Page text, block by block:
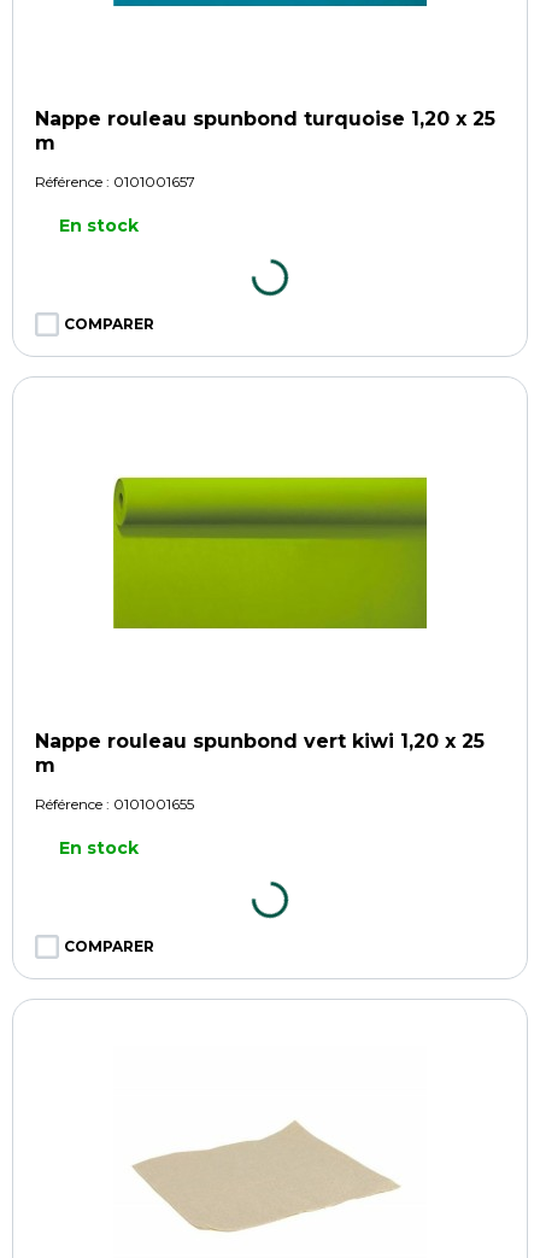
Nappe rouleau spunbond turquoise 1,20 x 25
m
Référence : 0101001657
En stock
COMPARER
Nappe rouleau spunbond vert kiwi 1,20 x 25
m
Référence : 0101001655
En stock
COMPARER